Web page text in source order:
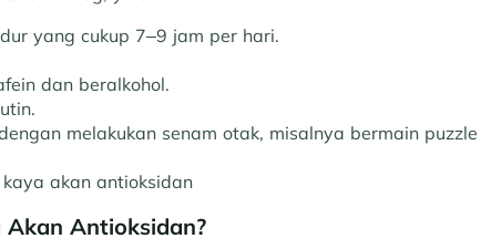
yang cukup 7–9 jam per hari.
dan beralkohol.
melakukan senam otak, misalnya bermain puzzle
akan antioksidan
Akan Antioksidan?